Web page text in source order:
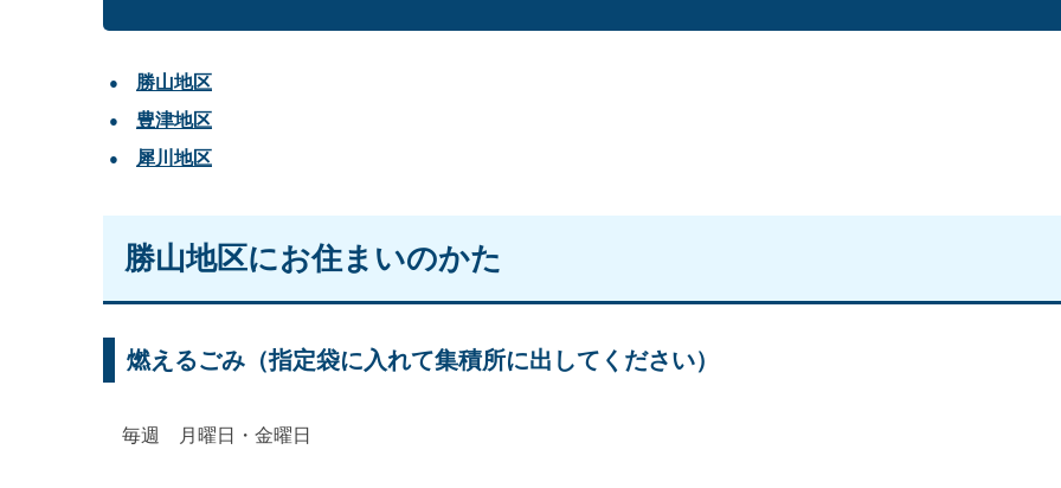
勝山地区
豊津地区
犀川地区
勝山地区にお住まいのかた
燃えるごみ（指定袋に入れて集積所に出してください）
毎週 月曜日・金曜日